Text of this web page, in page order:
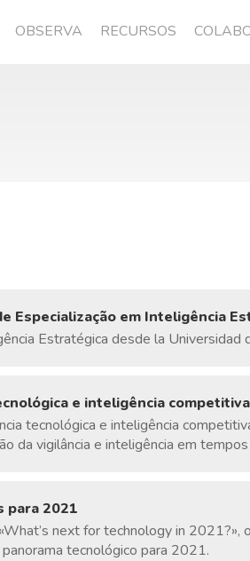
OBSERVA RECURSOS
Especialização em Inteligência
Estratégica desde la Universidad
e inteligência competitiva
tecnológica e inteligência
da vigilância e inteligência em
para 2021
next for technology in 2021?»,
tecnológico para 2021.